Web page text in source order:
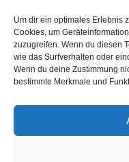
Um dir ein optimales Erlebnis
Cookies, um
zuzugreifen. Wenn du diesen
wie das Surfverhalten oder
Wenn du deine Zustimmung
bestimmte Merkmale und
Impressum
Datenschutzerklärung
Nutzungsbedingungen |